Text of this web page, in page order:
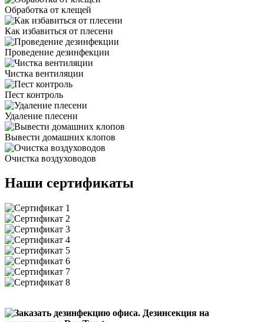
Обработка от клещей
Как избавиться от плесени
Проведение дезинфекции
Чистка вентиляции
Пест контроль
Удаление плесени
Вывести домашних клопов
Очистка воздуховодов
Наши сертификаты